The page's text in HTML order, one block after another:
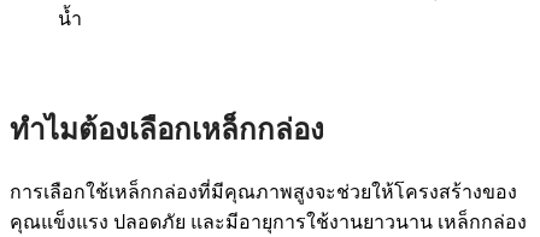
น้ำ
ทำไมต้องเลือกเหล็กกล่อง
การเลือกใช้เหล็กกล่องที่มีคุณภาพสูงจะช่วยให้โครงสร้างของ
คุณแข็งแรง ปลอดภัย และมีอายุการใช้งานยาวนาน เหล็กกล่อง